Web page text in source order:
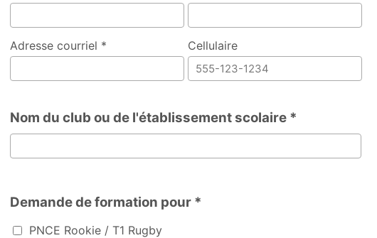
Adresse courriel * Cellulaire
Nom du club ou de l'établissement scolaire *
Nom du club ou de l'établissement scolaire
Demande de formation pour *
Demande de formation pour
PNCE Rookie / T1 Rugby